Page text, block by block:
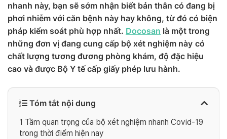
nhanh này, bạn sẽ sớm nhận biết bản thân có đang bị
phơi nhiễm với căn bệnh này hay không, từ đó có biện
pháp kiểm soát phù hợp nhất. Docosan là một trong
những đơn vị đang cung cấp bộ xét nghiệm này có
chất lượng tương đương phòng khám, độ đặc hiệu
cao và được Bộ Y tế cấp giấy phép lưu hành.
Tóm tắt nội dung
1 Tầm quan trọng của bộ xét nghiệm nhanh Covid-19
trong thời điểm hiện nay